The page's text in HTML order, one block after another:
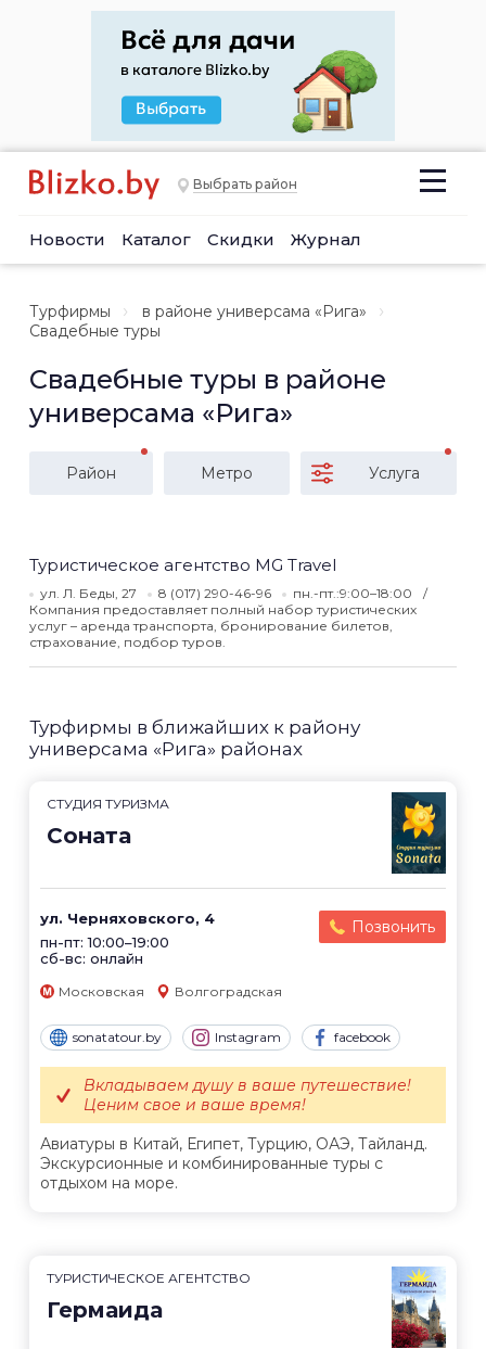
Выбрать район
Новости Каталог Скидки Журнал
Турфирмы
в районе универсама «Рига»
Свадебные туры
Свадебные туры в районе
универсама «Рига»
Район Метро Услуга
Туристическое агентство MG Travel
ул. Л. Беды, 27 8 (017) 290-46-96
пн.-пт.:9:00–18:00
Компания предоставляет полный набор туристических
услуг – аренда транспорта, бронирование билетов,
страхование, подбор туров.
Турфирмы в ближайших к району
универсама «Рига» районах
CТУДИЯ ТУРИЗМА
Соната
ул. Черняховского, 4
пн-пт: 10:00–19:00
сб-вс: онлайн
Позвонить
Московская Волгоградская
sonatatour.by Instagram facebook
Авиатуры в Китай, Египет, Турцию, ОАЭ, Тайланд.
Экскурсионные и комбинированные туры с
отдыхом на море.
Вкладываем душу в ваше путешествие!
Ценим свое и ваше время!
ТУРИСТИЧЕСКОЕ АГЕНТСТВО
Гермаида